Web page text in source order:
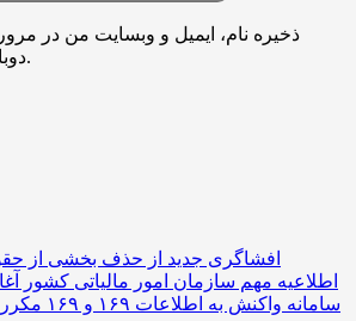
ذخیره نام، ایمیل و وبسایت من در
دوباره دیدگاهی می‌نویسم.
افشاگری جدید از حذف بخشی از
اطلاعیه مهم سازمان امور مالیاتی کشور
سامانه